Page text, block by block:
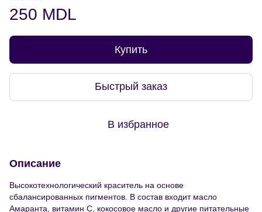
250 MDL
Купить
Быстрый заказ
В избранное
Описание
Высокотехнологический краситель на основе
сбалансированных пигментов. В состав входит масло
Амаранта, витамин С, кокосовое масло и другие питательные